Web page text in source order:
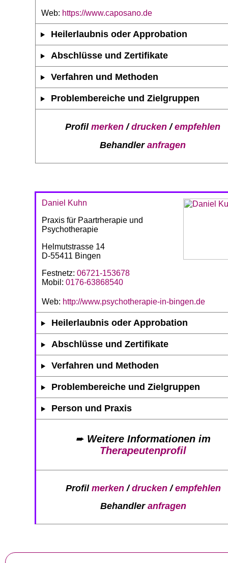
Web: https://www.caposano.de
Heilerlaubnis oder Approbation
Abschlüsse und Zertifikate
Verfahren und Methoden
Problembereiche und Zielgruppen
Profil merken/drucken/empfehlen
Behandler anfragen
Daniel Kuhn
Praxis für Paartrherapie und
Psychotherapie
Helmutstrasse 14
D-55411 Bingen
Festnetz: 06721-153678
Mobil: 0176-63868540
Web: http://www.psychotherapie-in-bingen.de
Heilerlaubnis oder Approbation
Abschlüsse und Zertifikate
Verfahren und Methoden
Problembereiche und Zielgruppen
Person und Praxis
➨ Weitere Informationen im
Therapeutenprofil
Profil merken/drucken/empfehlen
Behandler anfragen